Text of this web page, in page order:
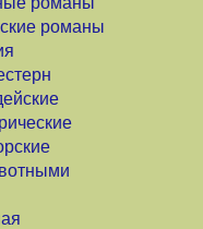
романы